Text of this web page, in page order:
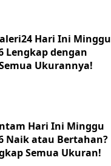
Hari Ini Minggu
Lengkap dengan
Ukurannya!
Hari Ini Minggu
Naik atau Bertahan?
Semua Ukuran!